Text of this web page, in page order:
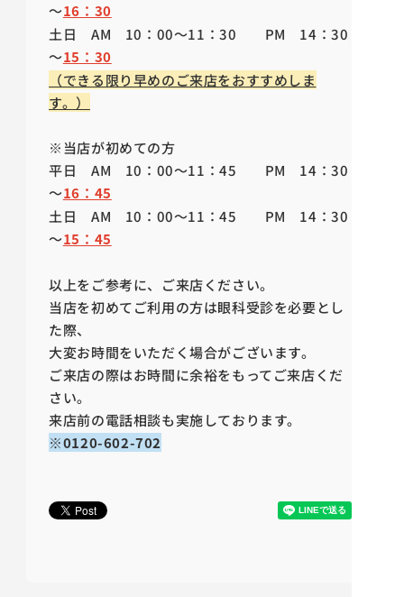
～16 ：30
土日 AM 10 ： 00～11 ：30 PM 14 ：30
～15 ：30
（できる限り早めのご来店をおすすめしま
す。）
※当店が初めての方
平日 AM 10 ： 00～11 ：45 PM 14 ：30
～16 ：45
土日 AM 10 ： 00～11 ：45 PM 14 ：30
～15 ：45
以上をご参考に、ご来店ください。
当店を初めてご利用の方は眼科受診を必要とし
た際、
大変お時間をいただく場合がございます。
ご来店の際はお時間に余裕をもってご来店くだ
さい。
来店前の電話相談も実施しております。
※0120-602-702